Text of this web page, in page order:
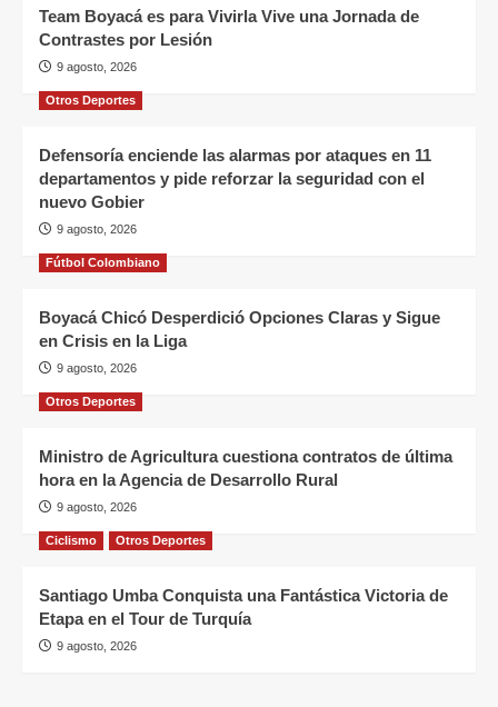
Team Boyacá es para Vivirla Vive una Jornada de
Contrastes por Lesión
9 agosto, 2026
Otros Deportes
Defensoría enciende las alarmas por ataques en 11
departamentos y pide reforzar la seguridad con el
nuevo Gobier
9 agosto, 2026
Fútbol Colombiano
Boyacá Chicó Desperdició Opciones Claras y Sigue
en Crisis en la Liga
9 agosto, 2026
Otros Deportes
Ministro de Agricultura cuestiona contratos de última
hora en la Agencia de Desarrollo Rural
9 agosto, 2026
Ciclismo Otros Deportes
Santiago Umba Conquista una Fantástica Victoria de
Etapa en el Tour de Turquía
9 agosto, 2026